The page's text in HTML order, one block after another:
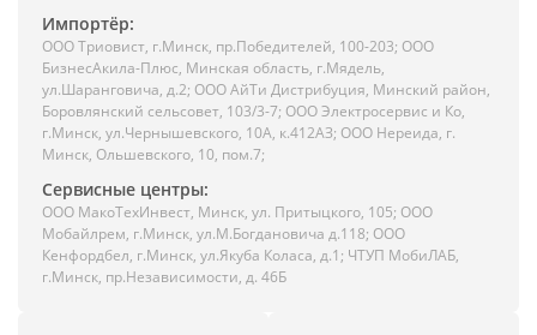
Импортёр:
ООО Триовист, г.Минск, пр.Победителей, 100-203; ООО
БизнесАкила-Плюс, Минская область, г.Мядель,
ул.Шаранговича, д.2; ООО АйТи Дистрибуция, Минский район,
Боровлянский сельсовет, 103/3-7; ООО Электросервис и Ко,
г.Минск, ул.Чернышевского, 10А, к.412АЗ; ООО Нереида, г.
Минск, Ольшевского, 10, пом.7;
Сервисные центры:
ООО МакоТехИнвест, Минск, ул. Притыцкого, 105; ООО
Мобайлрем, г.Минск, ул.М.Богдановича д.118; ООО
Кенфордбел, г.Минск, ул.Якуба Коласа, д.1; ЧТУП МобиЛАБ,
г.Минск, пр.Независимости, д. 46Б